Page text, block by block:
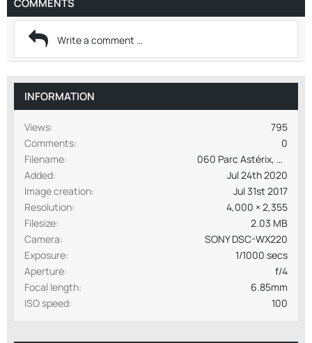
COMMENTS
INFORMATION
Views
795
Comments
0
Filename
060 Parc Astérix, Th.b. la Grèce antiques, Discobélix, Ausblick auf Gaudurix.jpg
Added
Jul 24th 2020
Image creation
Jul 31st 2017
Resolution
4,000 × 2,355
Filesize
2.03 MB
Camera
SONY DSC-WX220
Exposure
1/1000 secs
Aperture
f/4
Focal length
6.85mm
ISO speed
100